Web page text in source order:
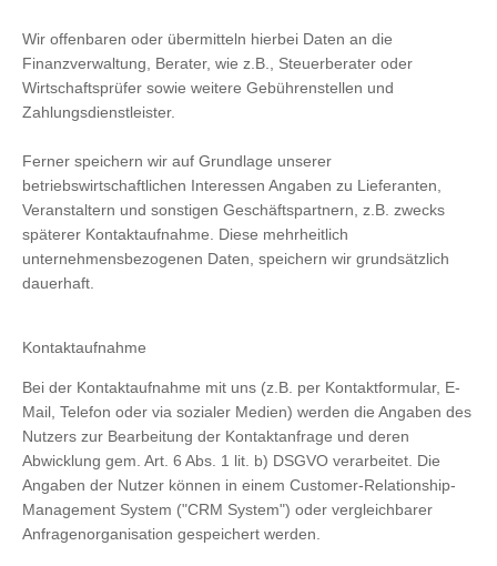
Wir offenbaren oder übermitteln hierbei Daten an die
Finanzverwaltung, Berater, wie z.B., Steuerberater oder
Wirtschaftsprüfer sowie weitere Gebührenstellen und
Zahlungsdienstleister.
Ferner speichern wir auf Grundlage unserer
betriebswirtschaftlichen Interessen Angaben zu Lieferanten,
Veranstaltern und sonstigen Geschäftspartnern, z.B. zwecks
späterer Kontaktaufnahme. Diese mehrheitlich
unternehmensbezogenen Daten, speichern wir grundsätzlich
dauerhaft.
Kontaktaufnahme
Bei der Kontaktaufnahme mit uns (z.B. per Kontaktformular, E-
Mail, Telefon oder via sozialer Medien) werden die Angaben des
Nutzers zur Bearbeitung der Kontaktanfrage und deren
Abwicklung gem. Art. 6 Abs. 1 lit. b) DSGVO verarbeitet. Die
Angaben der Nutzer können in einem Customer-Relationship-
Management System ("CRM System") oder vergleichbarer
Anfragenorganisation gespeichert werden.